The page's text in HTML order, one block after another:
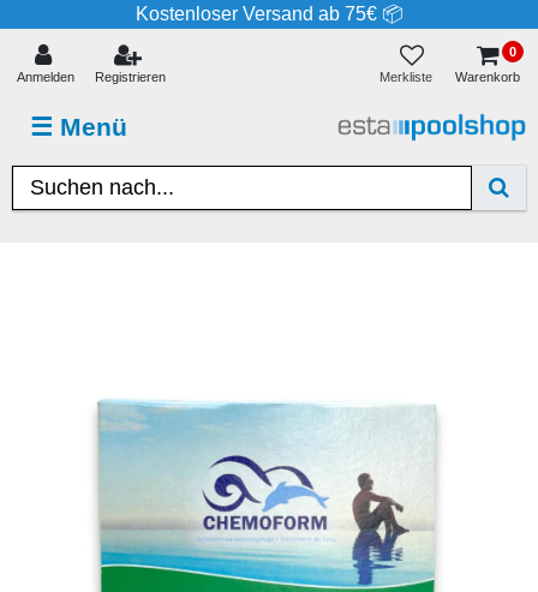
Kostenloser Versand ab 75€ 📦
☰ Menü
Anmelden Registrieren Merkliste
0
Warenkorb